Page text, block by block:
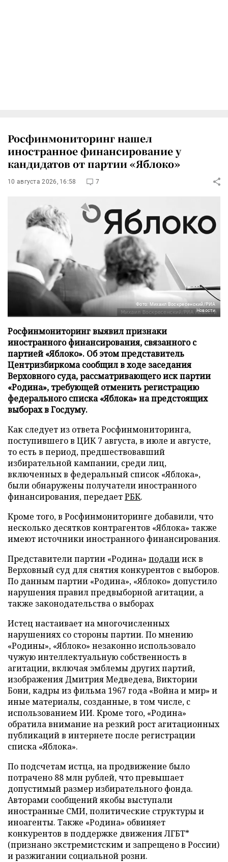
Росфинмониторинг нашел
иностранное финансирование у
кандидатов от партии «Яблоко»
10 августа 2026, 16:58 7
Фото: Михаил Воскресенский/РИА
Новости
Росфинмониторинг выявил признаки
иностранного финансирования, связанного с
партией «Яблоко». Об этом представитель
Центризбиркома сообщил в ходе заседания
Верховного суда, рассматривающего иск партии
«Родина», требующей отменить регистрацию
федерального списка «Яблока» на предстоящих
выборах в Госдуму.
Как следует из ответа Росфинмониторинга,
поступившего в ЦИК 7 августа, в июле и августе,
то есть в период, предшествовавший
избирательной кампании, среди лиц,
включенных в федеральный список «Яблока»,
были обнаружены получатели иностранного
финансирования, передаетРБК.
Кроме того, в Росфинмониторинге добавили, что
несколько десятков контрагентов «Яблока» также
имеют источники иностранного финансирования.
Представители партии «Родина» подалииск в
Верховный суд для снятия конкурентов с выборов.
По данным партии «Родина», «Яблоко» допустило
нарушения правил предвыборной агитации, а
также законодательства о выборах
Истец настаивает на многочисленных
нарушениях со стороны партии. По мнению
«Родины», «Яблоко» незаконно использовало
чужую интеллектуальную собственность в
агитации, включая эмблемы других партий,
изображения Дмитрия Медведева, Виктории
Бони, кадры из фильма 1967 года «Война и мир» и
иные материалы, созданные, в том числе, с
использованием ИИ. Кроме того, «Родина»
обратила внимание на резкий рост агитационных
публикаций в интернете после регистрации
списка «Яблока».
По подсчетам истца, на продвижение было
потрачено 88 млн рублей, что превышает
допустимый размер избирательного фонда.
Авторами сообщений якобы выступали
иностранные СМИ, политические структуры и
иноагенты. Также «Родина» обвиняет
конкурентов в поддержке движения ЛГБТ*
(признано экстремистским и запрещено в России)
и разжигании социальной розни.